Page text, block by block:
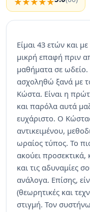
Είμαι 43 ετών και
μικρή επαφή πριν
μαθήματα σε
ασχοληθώ ξανά με
Κώστα. Είναι η
και παρόλα αυτά
ευχάριστο. Ο
αντικειμένου,
ωραίος τύπος. Το
ακούει προσεκτικά,
και τις αδυναμίες
ανάλογα. Επίσης,
(θεωρητικές και
στιγμή. Τον